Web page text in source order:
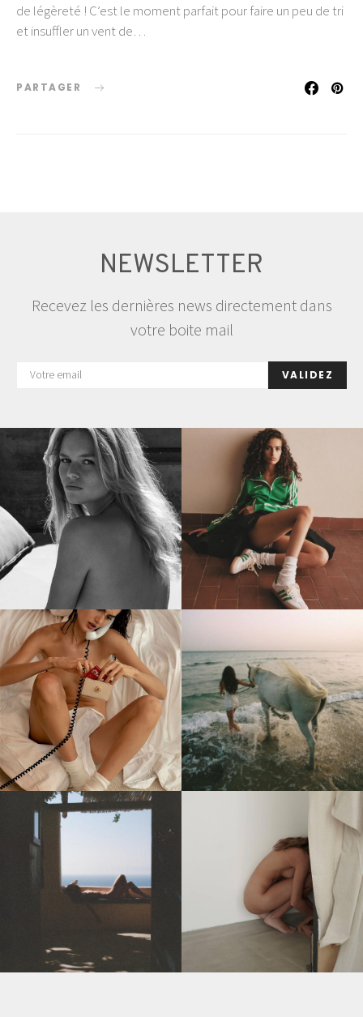
de légèreté ! C’est le moment parfait pour faire un peu de tri
et insuffler un vent de…
PARTAGER
NEWSLETTER
Recevez les dernières news directement dans
votre boite mail
VALIDEZ